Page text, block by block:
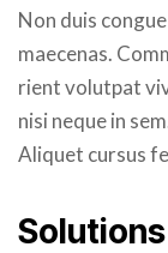
Non duis
maecenas.
rient volutpat
nisi neque in
Aliquet cursus
Solutions